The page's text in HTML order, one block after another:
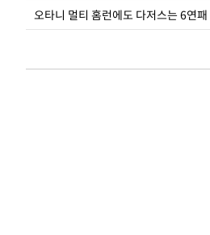
오타니 멀티 홈런에도 다저스는 6연패